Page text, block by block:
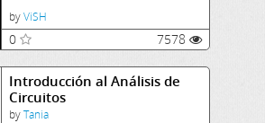
byViSH
0 7578
Introducción al Análisis de
Circuitos
byTania